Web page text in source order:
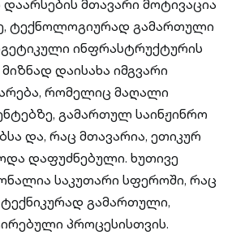
დაარსების მთავარი მოტივაცია
ტექნოლოგიურად გამართული
ინფრასტრუქტურის
მიზნად დაისახა იმგვარი
რომელიც მაღალი
გამართულ საინჟინრო
და, რაც მთავარია, ეთიკურ
დაფუძნებული. ხუთივე
საკუთარი სფეროში, რაც
გამართული,
პროცესისთვის.